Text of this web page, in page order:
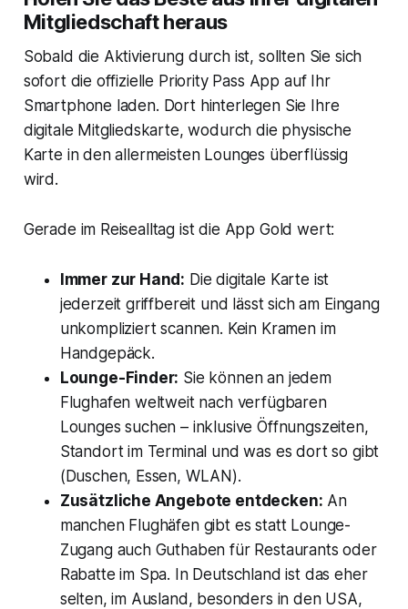
Mitgliedschaft heraus
Sobald die Aktivierung durch ist, sollten Sie sich
sofort die offizielle Priority Pass App auf Ihr
Smartphone laden. Dort hinterlegen Sie Ihre
digitale Mitgliedskarte, wodurch die physische
Karte in den allermeisten Lounges überflüssig
wird.
Gerade im Reisealltag ist die App Gold wert:
Immer zur Hand: Die digitale Karte ist
jederzeit griffbereit und lässt sich am Eingang
unkompliziert scannen. Kein Kramen im
Handgepäck.
Lounge-Finder: Sie können an jedem
Flughafen weltweit nach verfügbaren
Lounges suchen – inklusive Öffnungszeiten,
Standort im Terminal und was es dort so gibt
(Duschen, Essen, WLAN).
Zusätzliche Angebote entdecken: An
manchen Flughäfen gibt es statt Lounge-
Zugang auch Guthaben für Restaurants oder
Rabatte im Spa. In Deutschland ist das eher
selten, im Ausland, besonders in den USA,